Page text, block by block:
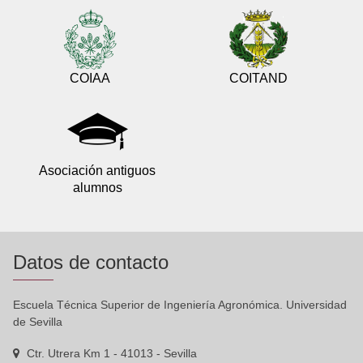
COIAA COITAND
Asociación antiguos
alumnos
Datos de contacto
Escuela Técnica Superior de Ingeniería Agronómica. Universidad
de Sevilla
Ctr. Utrera Km 1 - 41013 - Sevilla